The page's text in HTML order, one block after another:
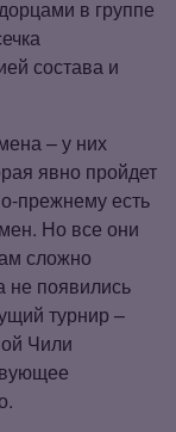
в группе
состава и
– у них
явно пройдет
есть
Но все они
сложно
не появились
турнир –
Чили